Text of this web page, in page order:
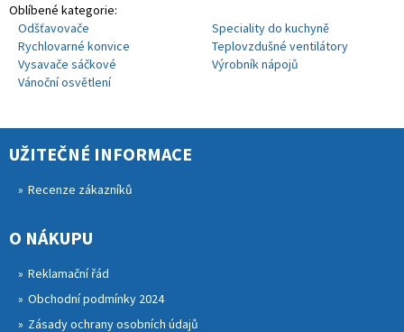
Oblíbené kategorie:
Odšťavovače
Speciality do kuchyně
Rychlovarné konvice
Teplovzdušné ventilátory
Vysavače sáčkové
Výrobník nápojů
Vánoční osvětlení
UŽITEČNÉ INFORMACE
Recenze zákazníků
O NÁKUPU
Reklamační řád
Obchodní podmínky 2024
Zásady ochrany osobních údajů